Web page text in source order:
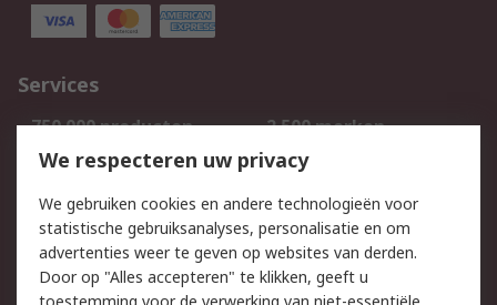
Services
750.000 producten
2.500 merken
Bestellen
Inkoopoplossingen
Track & Trace
Wettelijk
We respecteren uw privacy
We gebruiken cookies en andere technologieën voor
statistische gebruiksanalyses, personalisatie en om
advertenties weer te geven op websites van derden.
Door op "Alles accepteren" te klikken, geeft u